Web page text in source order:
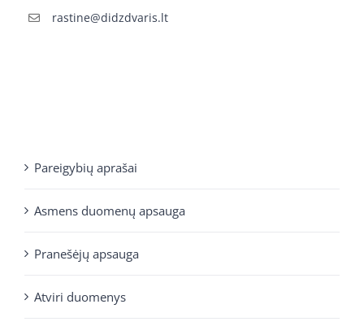
rastine@didzdvaris.lt
Pareigybių aprašai
Asmens duomenų apsauga
Pranešėjų apsauga
Atviri duomenys